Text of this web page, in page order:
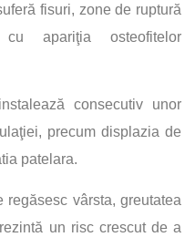
fisuri, zone de ruptură
apariţia osteofitelor
consecutiv unor
precum displazia de
patelara.
regăsesc vârsta, greutatea
un risc crescut de a